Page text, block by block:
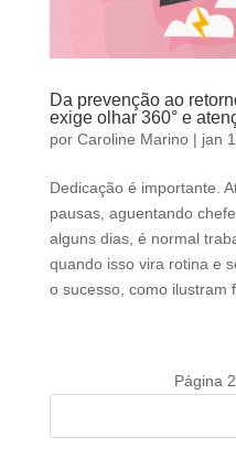
Da prevenção ao
exige olhar 360° e
por Caroline Marino| jan
Dedicação é importante.
pausas, aguentando
alguns dias, é normal
quando isso vira rotina e
o sucesso, como ilustram
Página